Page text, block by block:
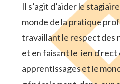
Il s’agit d’aider le
monde de la pratique
travaillant le respect des
et en faisant le lien direct
apprentissages et le